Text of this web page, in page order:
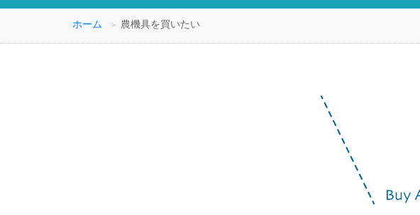
ホーム 農機具を買いたい